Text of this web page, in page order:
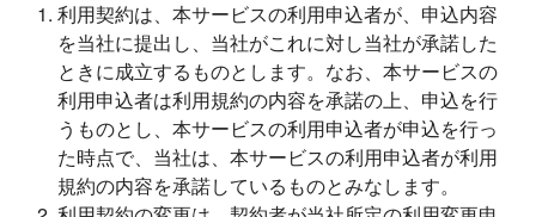
利用契約は、本サービスの利用申込者が、申込内容
を当社に提出し、当社がこれに対し当社が承諾した
ときに成立するものとします。なお、本サービスの
利用申込者は利用規約の内容を承諾の上、申込を行
うものとし、本サービスの利用申込者が申込を行っ
た時点で、当社は、本サービスの利用申込者が利用
規約の内容を承諾しているものとみなします。